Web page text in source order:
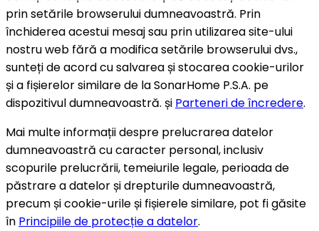
prin setările browserului dumneavoastră. Prin
închiderea acestui mesaj sau prin utilizarea site-ului
nostru web fără a modifica setările browserului dvs.,
sunteți de acord cu salvarea și stocarea cookie-urilor
și a fișierelor similare de la SonarHome P.S.A. pe
dispozitivul dumneavoastră. și Parteneri de încredere.
Mai multe informații despre prelucrarea datelor
dumneavoastră cu caracter personal, inclusiv
scopurile prelucrării, temeiurile legale, perioada de
păstrare a datelor și drepturile dumneavoastră,
precum și cookie-urile și fișierele similare, pot fi găsite
în Principiile de protecție a datelor.